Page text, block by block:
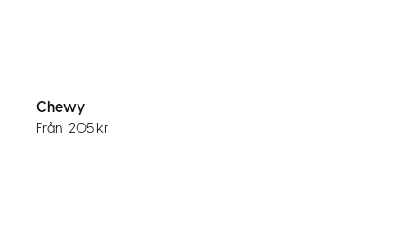
Chewy
Från 205 kr